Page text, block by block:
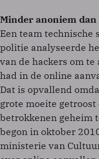
Minder anoniem dan
Een team technische
politie analyseerde
van de hackers om
had in de online
Dat is opvallend
grote moeite
betrokkenen geheim
begon in oktober
ministerie van